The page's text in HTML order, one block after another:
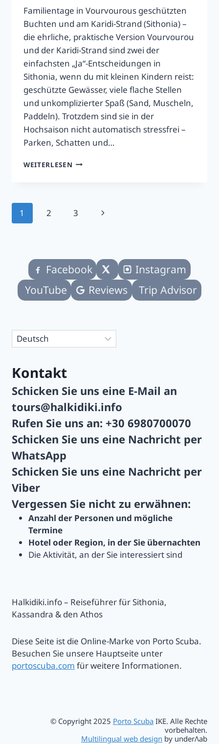
Familientage in Vourvourous geschützten
Buchten und am Karidi-Strand (Sithonia) –
die ehrliche, praktische Version Vourvourou
und der Karidi-Strand sind zwei der
einfachsten „Ja“-Entscheidungen in
Sithonia, wenn du mit kleinen Kindern reist:
geschützte Gewässer, viele flache Stellen
und unkomplizierter Spaß (Sand, Muscheln,
Paddeln). Trotzdem sind sie in der
Hochsaison nicht automatisch stressfrei –
Parken, Schatten und…
WEITERLESEN 2026
STRAND
SOLLTEN
ELTERN
WISSEN
Seitennavigation
1 2 3
Nächste
Facebook
Instagram
YouTube
Reviews Trip Advisor
Sprache
auswählen
Kontakt
Schicken Sie uns eine E-Mail an
tours@halkidiki.info
Rufen Sie uns an: +30 6980700070
Schicken Sie uns eine Nachricht per
WhatsApp
Schicken Sie uns eine Nachricht per
Viber
Vergessen Sie nicht zu erwähnen:
Anzahl der Personen und mögliche
Termine
Hotel oder Region, in der Sie übernachten
Die Aktivität, an der Sie interessiert sind
Halkidiki.info – Reiseführer für Sithonia,
Kassandra & den Athos
Diese Seite ist die Online-Marke von Porto Scuba.
Besuchen Sie unsere Hauptseite unter
portoscuba.com für weitere Informationen.
© Copyright 2025 Porto Scuba IKE. Alle Rechte
vorbehalten.
Multilingual web design by underΛab